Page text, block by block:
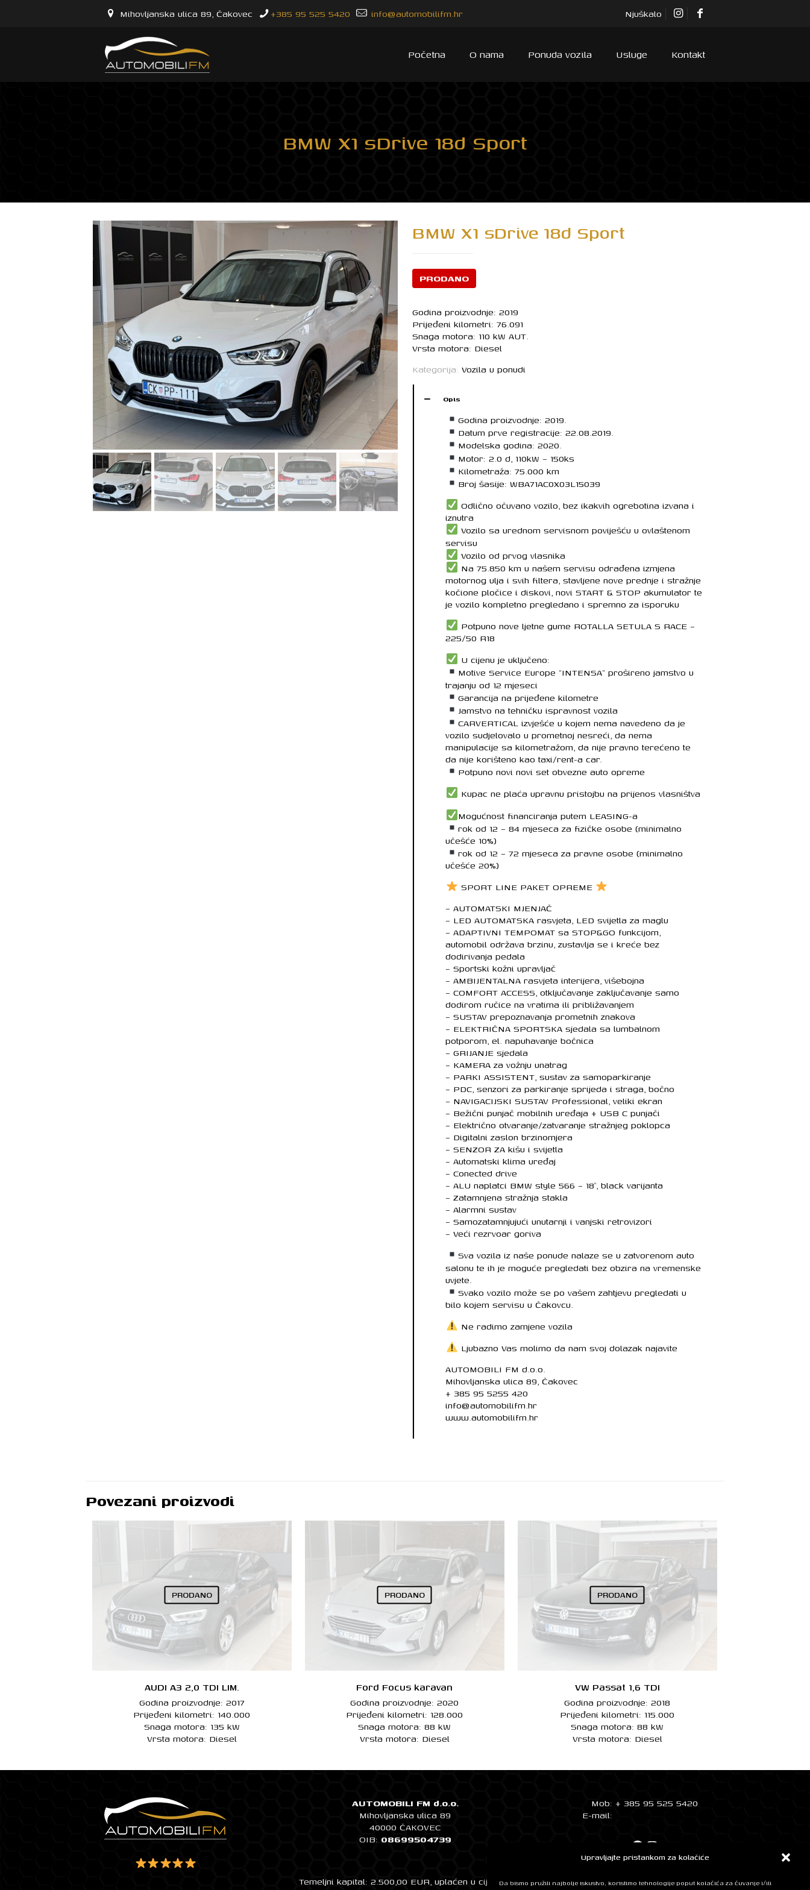
Upravljajte pristankom za kolačiće
Da bismo pružili najbolje iskustvo, koristimo tehnologije poput kolačića za čuvanje i/ili
Mihovljanska ulica 89, Čakovec +385 95 525 5420 info@automobilifm.hr Njuškalo
Početna O nama Ponuda vozila Usluge Kontakt
BMW X1 sDrive 18d Sport
BMW X1 sDrive 18d Sport
PRODANO
Godina proizvodnje: 2019
Prijeđeni kilometri: 76.091
Snaga motora: 110 kW AUT.
Vrsta motora: Diesel
Kategorija: Vozila u ponudi
Opis
Godina proizvodnje: 2019.
Datum prve registracije: 22.08.2019.
Modelska godina: 2020.
Motor: 2.0 d, 110kW – 150ks
Kilometraža: 75.000 km
Broj šasije: WBA71AC0X03L15039
Odlično očuvano vozilo, bez ikakvih ogrebotina izvana i
iznutra
Vozilo sa urednom servisnom poviješću u ovlaštenom
servisu
Vozilo od prvog vlasnika
Na 75.850 km u našem servisu odrađena izmjena
motornog ulja i svih filtera, stavljene nove prednje i stražnje
kočione pločice i diskovi, novi START & STOP akumulator te
je vozilo kompletno pregledano i spremno za isporuku
Potpuno nove ljetne gume ROTALLA SETULA S RACE –
225/50 R18
U cijenu je uključeno:
Motive Service Europe “INTENSA” prošireno jamstvo u
trajanju od 12 mjeseci
Garancija na prijeđene kilometre
Jamstvo na tehničku ispravnost vozila
CARVERTICAL izvješće u kojem nema navedeno da je
vozilo sudjelovalo u prometnoj nesreći, da nema
manipulacije sa kilometražom, da nije pravno terećeno te
da nije korišteno kao taxi/rent-a car.
Potpuno novi novi set obvezne auto opreme
Kupac ne plaća upravnu pristojbu na prijenos vlasništva
Mogućnost financiranja putem LEASING-a
rok od 12 – 84 mjeseca za fizičke osobe (minimalno
učešće 10%)
rok od 12 – 72 mjeseca za pravne osobe (minimalno
učešće 20%)
SPORT LINE PAKET OPREME
– AUTOMATSKI MJENJAČ
– LED AUTOMATSKA rasvjeta, LED svijetla za maglu
– ADAPTIVNI TEMPOMAT sa STOP&GO funkcijom,
automobil održava brzinu, zustavlja se i kreće bez
dodirivanja pedala
– Sportski kožni upravljač
– AMBIJENTALNA rasvjeta interijera, višebojna
– COMFORT ACCESS, otključavanje zaključavanje samo
dodirom ručice na vratima ili približavanjem
– SUSTAV prepoznavanja prometnih znakova
– ELEKTRIČNA SPORTSKA sjedala sa lumbalnom
potporom, el. napuhavanje bočnica
– GRIJANJE sjedala
– KAMERA za vožnju unatrag
– PARKI ASSISTENT, sustav za samoparkiranje
– PDC, senzori za parkiranje sprijeda i straga, bočno
– NAVIGACIJSKI SUSTAV Professional, veliki ekran
– Bežični punjač mobilnih uređaja + USB C punjači
– Električno otvaranje/zatvaranje stražnjeg poklopca
– Digitalni zaslon brzinomjera
– SENZOR ZA kišu i svijetla
– Automatski klima uređaj
– Conected drive
– ALU naplatci BMW style 566 – 18″, black varijanta
– Zatamnjena stražnja stakla
– Alarmni sustav
– Samozatamnjujući unutarnji i vanjski retrovizori
– Veći rezrvoar goriva
Sva vozila iz naše ponude nalaze se u zatvorenom auto
salonu te ih je moguće pregledati bez obzira na vremenske
uvjete.
Svako vozilo može se po vašem zahtjevu pregledati u
bilo kojem servisu u Čakovcu.
Ne radimo zamjene vozila
Ljubazno Vas molimo da nam svoj dolazak najavite
AUTOMOBILI FM d.o.o.
Mihovljanska ulica 89, Čakovec
+ 385 95 5255 420
info@automobilifm.hr
www.automobilifm.hr
Povezani proizvodi
PRODANO
AUDI A3 2,0 TDI LIM.
Godina proizvodnje: 2017
Prijeđeni kilometri: 140.000
Snaga motora: 135 kW
Vrsta motora: Diesel
PRODANO
Ford Focus karavan
Godina proizvodnje: 2020
Prijeđeni kilometri: 128.000
Snaga motora: 88 kW
Vrsta motora: Diesel
PRODANO
VW Passat 1,6 TDI
Godina proizvodnje: 2018
Prijeđeni kilometri: 115.000
Snaga motora: 88 kW
Vrsta motora: Diesel
AUTOMOBILI FM d.o.o.
Mihovljanska ulica 89
40000 ČAKOVEC
OIB: 08699504739
Temeljni kapital: 2.500,00 EUR, uplaćen u cijelosti
Mob: + 385 95 525 5420
E-mail:
Facebook
Instagram